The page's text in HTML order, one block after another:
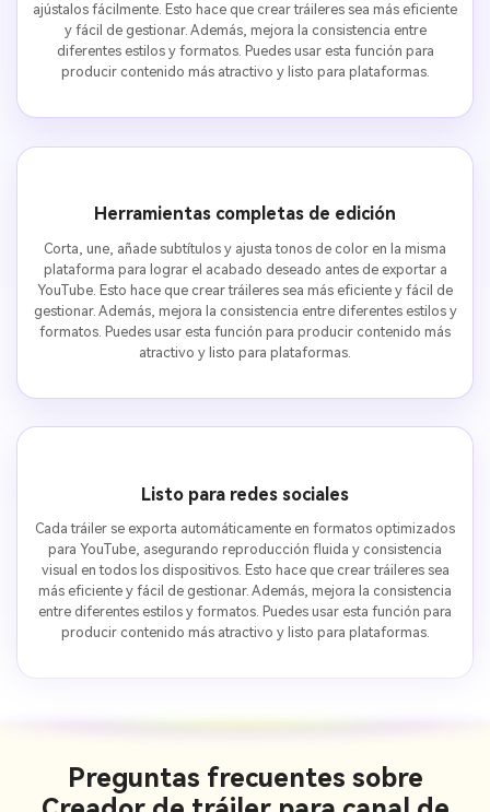
ajústalos fácilmente. Esto hace que crear tráileres sea más eficiente
y fácil de gestionar. Además, mejora la consistencia entre
diferentes estilos y formatos. Puedes usar esta función para
producir contenido más atractivo y listo para plataformas.
Herramientas completas de edición
Corta, une, añade subtítulos y ajusta tonos de color en la misma
plataforma para lograr el acabado deseado antes de exportar a
YouTube. Esto hace que crear tráileres sea más eficiente y fácil de
gestionar. Además, mejora la consistencia entre diferentes estilos y
formatos. Puedes usar esta función para producir contenido más
atractivo y listo para plataformas.
Listo para redes sociales
Cada tráiler se exporta automáticamente en formatos optimizados
para YouTube, asegurando reproducción fluida y consistencia
visual en todos los dispositivos. Esto hace que crear tráileres sea
más eficiente y fácil de gestionar. Además, mejora la consistencia
entre diferentes estilos y formatos. Puedes usar esta función para
producir contenido más atractivo y listo para plataformas.
Preguntas frecuentes sobre